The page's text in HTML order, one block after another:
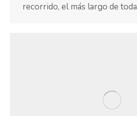
recorrido, el más largo de